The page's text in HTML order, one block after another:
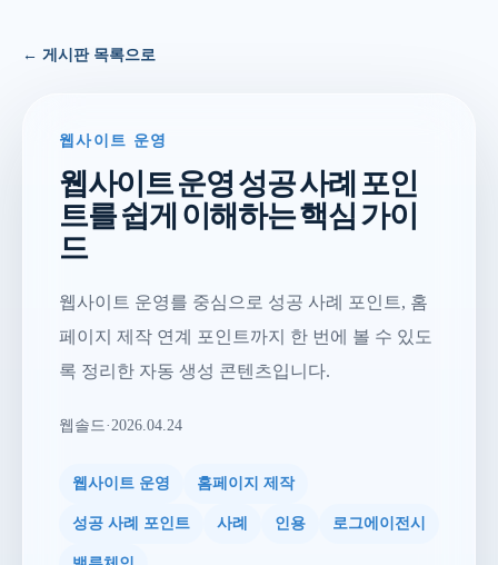
← 게시판 목록으로
웹사이트 운영
웹사이트 운영 성공 사례 포인
트를 쉽게 이해하는 핵심 가이
드
웹사이트 운영를 중심으로 성공 사례 포인트, 홈
페이지 제작 연계 포인트까지 한 번에 볼 수 있도
록 정리한 자동 생성 콘텐츠입니다.
웹솔드·2026.04.24
웹사이트 운영 홈페이지 제작
성공 사례 포인트 사례 인용 로그에이전시